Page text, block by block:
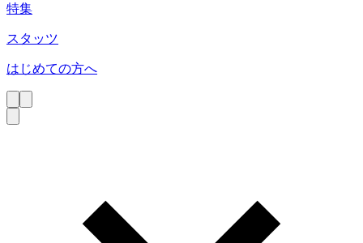
特集
スタッツ
はじめての方へ